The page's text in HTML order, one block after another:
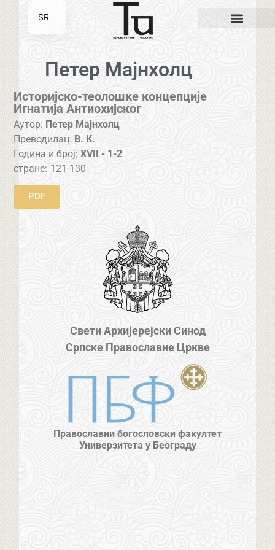
Петер Мајнхолц
Историјско-теолошке концепције
Игнатија Антиохијског
Аутор: Петер Мајнхолц
Преводилац: В. К.
Година и број:XVII - 1-2
стране: 121-130
PDF
Свети Архијерејски Синод
Српске Православне Цркве
Православни богословски факултет
Универзитета у Београду
SR
EN